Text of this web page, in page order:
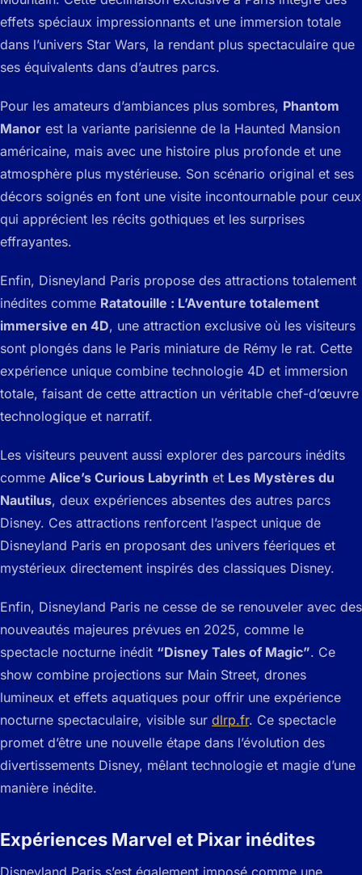
effets spéciaux impressionnants et une immersion totale
dans l’univers Star Wars, la rendant plus spectaculaire que
ses équivalents dans d’autres parcs.
Pour les amateurs d’ambiances plus sombres, Phantom
Manor est la variante parisienne de la Haunted Mansion
américaine, mais avec une histoire plus profonde et une
atmosphère plus mystérieuse. Son scénario original et ses
décors soignés en font une visite incontournable pour ceux
qui apprécient les récits gothiques et les surprises
effrayantes.
Enfin, Disneyland Paris propose des attractions totalement
inédites comme Ratatouille : L’Aventure totalement
immersive en 4D, une attraction exclusive où les visiteurs
sont plongés dans le Paris miniature de Rémy le rat. Cette
expérience unique combine technologie 4D et immersion
totale, faisant de cette attraction un véritable chef-d’œuvre
technologique et narratif.
Les visiteurs peuvent aussi explorer des parcours inédits
comme Alice’s Curious Labyrinth et Les Mystères du
Nautilus, deux expériences absentes des autres parcs
Disney. Ces attractions renforcent l’aspect unique de
Disneyland Paris en proposant des univers féeriques et
mystérieux directement inspirés des classiques Disney.
Enfin, Disneyland Paris ne cesse de se renouveler avec des
nouveautés majeures prévues en 2025, comme le
spectacle nocturne inédit “Disney Tales of Magic”. Ce
show combine projections sur Main Street, drones
lumineux et effets aquatiques pour offrir une expérience
nocturne spectaculaire, visible sur dlrp.fr. Ce spectacle
promet d’être une nouvelle étape dans l’évolution des
divertissements Disney, mêlant technologie et magie d’une
manière inédite.
Expériences Marvel et Pixar inédites
Disneyland Paris s’est également imposé comme une